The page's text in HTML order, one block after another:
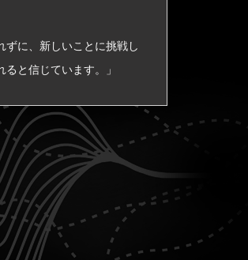
ずに、新しいことに挑戦し
と信じています。」